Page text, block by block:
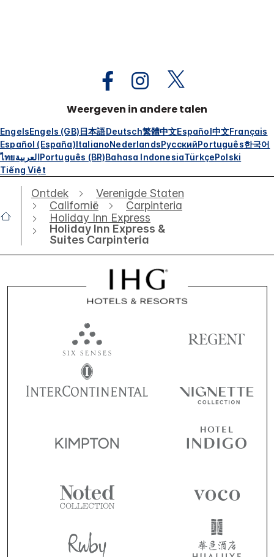
Weergeven in andere talen
EngelsEngels (GB)日本語Deutsch繁體中文Español中文Français
Español (España)ItalianoNederlandsРусскийPortuguês한국어
ไทยالعربيةPortuguês (BR)Bahasa IndonesiaTürkçePolski
Tiếng Việt
Ontdek
Verenigde Staten
Californië
Carpinteria
Holiday Inn Express
Holiday Inn Express &
Suites Carpinteria